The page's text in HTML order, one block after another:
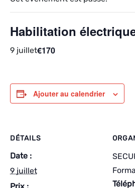
Habilitation
9 juillet€170
Ajouter au calendrier
DÉTAILS
Date :
9 juillet